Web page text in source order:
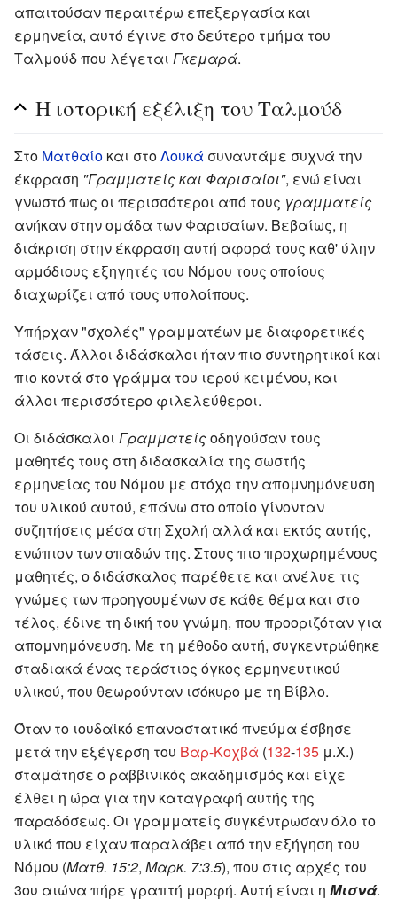
απαιτούσαν περαιτέρω επεξεργασία και
ερμηνεία, αυτό έγινε στο δεύτερο τμήμα του
Ταλμούδ που λέγεται Γκεμαρά.
Η ιστορική εξέλιξη του Ταλμούδ
Στο Ματθαίο και στοΛουκά συναντάμε συχνά την
έκφραση "Γραμματείς και Φαρισαίοι", ενώ είναι
γνωστό πως οι περισσότεροι από τους γραμματείς
ανήκαν στην ομάδα των Φαρισαίων. Βεβαίως, η
διάκριση στην έκφραση αυτή αφορά τους καθ' ύλην
αρμόδιους εξηγητές του Νόμου τους οποίους
διαχωρίζει από τους υπολοίπους.
Υπήρχαν "σχολές" γραμματέων με διαφορετικές
τάσεις. Άλλοι διδάσκαλοι ήταν πιο συντηρητικοί και
πιο κοντά στο γράμμα του ιερού κειμένου, και
άλλοι περισσότερο φιλελεύθεροι.
Οι διδάσκαλοι Γραμματείςοδηγούσαν τους
μαθητές τους στη διδασκαλία της σωστής
ερμηνείας του Νόμου με στόχο την απομνημόνευση
του υλικού αυτού, επάνω στο οποίο γίνονταν
συζητήσεις μέσα στη Σχολή αλλά και εκτός αυτής,
ενώπιον των οπαδών της. Στους πιο προχωρημένους
μαθητές, ο διδάσκαλος παρέθετε και ανέλυε τις
γνώμες των προηγουμένων σε κάθε θέμα και στο
τέλος, έδινε τη δική του γνώμη, που προοριζόταν για
απομνημόνευση. Με τη μέθοδο αυτή, συγκεντρώθηκε
σταδιακά ένας τεράστιος όγκος ερμηνευτικού
υλικού, που θεωρούνταν ισόκυρο με τη Βίβλο.
Όταν το ιουδαϊκό επαναστατικό πνεύμα έσβησε
μετά την εξέγερση του Βαρ-Κοχβά (132-135 μ.Χ.)
σταμάτησε ο ραββινικός ακαδημισμός και είχε
έλθει η ώρα για την καταγραφή αυτής της
παραδόσεως. Οι γραμματείς συγκέντρωσαν όλο το
υλικό που είχαν παραλάβει από την εξήγηση του
Νόμου (Ματθ. 15:2, Μαρκ. 7:3.5), που στις αρχές του
3ου αιώνα πήρε γραπτή μορφή. Αυτή είναι η Μισνά.